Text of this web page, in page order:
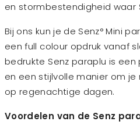
en stormbestendigheid waar
Bij ons kun je de Senz° Mini
een full colour opdruk vanaf
bedrukte Senz paraplu is
en een stijlvolle manier om
op regenachtige dagen.
Voordelen van de Senz